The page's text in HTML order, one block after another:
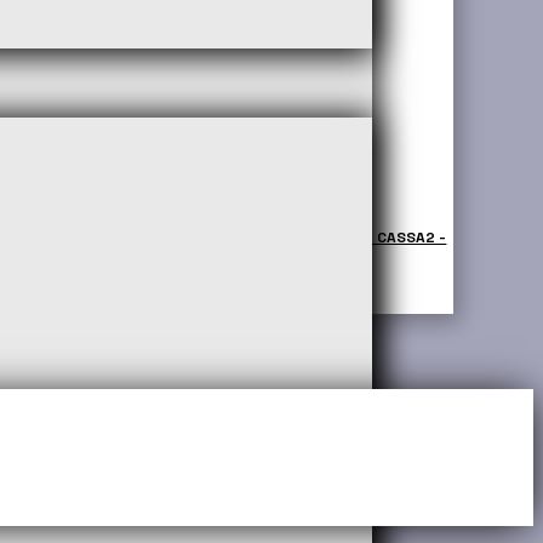
INDICA - INDIGO - PARAURTI POST - COD-AL0069 - CASSA2 -